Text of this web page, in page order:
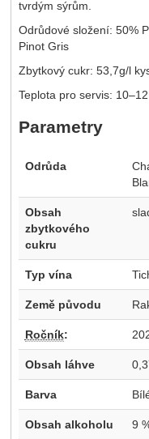
tvrdým sýrům.
Odrůdové složení: 50%
Pinot Gris
Zbytkový cukr: 53,7g/l
Teplota pro servis:
Parametry
Odrůda
Obsah
zbytkového
cukru
Typ vína
Země původu
Ročník:
Obsah láhve
Barva
Obsah alkoholu 9